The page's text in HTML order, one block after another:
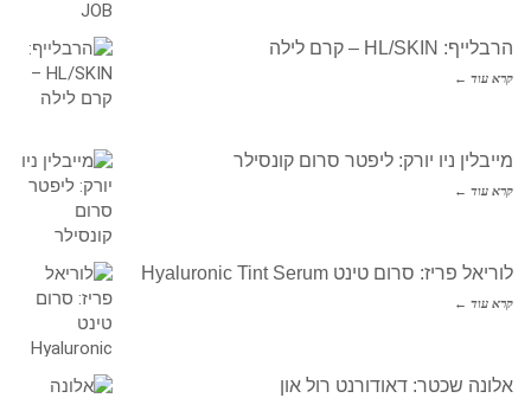
הרבלייף: HL/SKIN – קרם לילה
קרא עוד ←
מייבלין ניו יורק: ליפטר סרום קונסילר
קרא עוד ←
לוריאל פריז: סרום טינט Hyaluronic Tint Serum
קרא עוד ←
אלונה שכטר: דאודורנט רול און